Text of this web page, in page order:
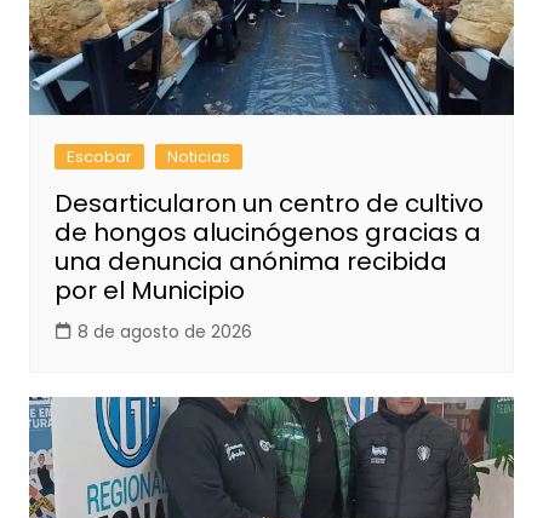
Escobar Noticias
Desarticularon un centro de cultivo
de hongos alucinógenos gracias a
una denuncia anónima recibida
por el Municipio
8 de agosto de 2026